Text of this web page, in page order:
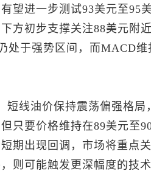
望进一步测试93美元至95
方初步支撑关注88美元附
处于强势区间，而MACD
短线油价保持震荡偏强格
只要价格维持在89美元至
期出现回调，市场将重点
则可能触发更深幅度的技